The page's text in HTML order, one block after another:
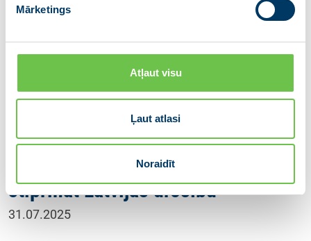
Mārketings
Atļaut visu
Ļaut atlasi
Noraidīt
Baiba Braže: ES nākamais
daudzgadu budžets – iespēja
stiprināt Latvijas drošību
31.07.2025